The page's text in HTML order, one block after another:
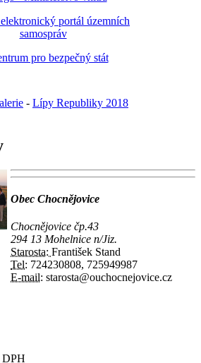
- Lípy Republiky 2018
Obec Chocnějovice
Chocnějovice čp.43
294 13 Mohelnice n/Jiz.
Starosta: František Stand
Tel: 724230808, 725949987
E-mail: starosta@ouchocnejovice.cz
DPH